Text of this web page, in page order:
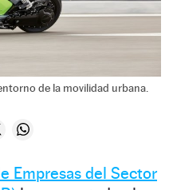
de la movilidad urbana.
Empresas del Sector